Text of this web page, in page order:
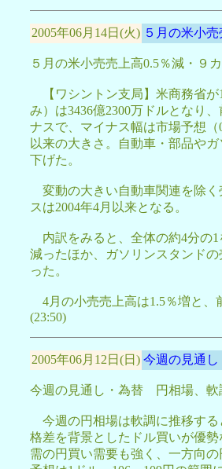
2005年06月14日(火) ５月の米小
５月の米小売売上高0.5％減・９
【ワシントン支局】米商務省が
み）は3436億2300万ドルとなり
ナスで、マイナス幅は市場予想
以来の大きさ。自動車・部品や
下げた。
変動の大きい自動車関連を除く
スは2004年4月以来となる。
内訳をみると、全体の約4分の1
減ったほか、ガソリンスタンド
った。
4月の小売売上高は1.5％増と、
(23:50)
2005年06月12日(日) 今週の見通
今週の見通し・為替 円相場、軟
今週の円相場は軟調に推移する
格差を背景としたドル買いが優
需の円買い需要も強く、一方向